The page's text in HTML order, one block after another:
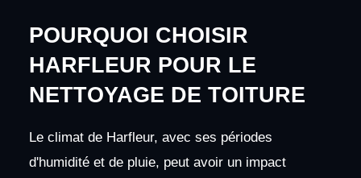
POURQUOI CHOISIR
HARFLEUR POUR LE
NETTOYAGE DE TOITURE
Le climat de Harfleur, avec ses périodes
d'humidité et de pluie, peut avoir un impact